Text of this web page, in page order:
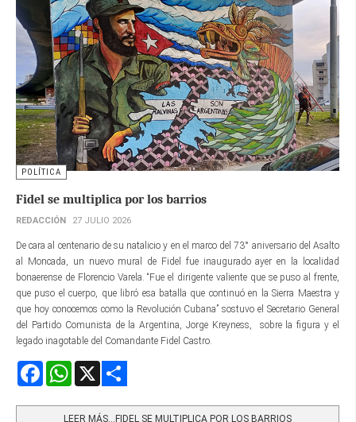
POLÍTICA
Fidel se multiplica por los barrios
REDACCIÓN 27 JULIO 2026
De cara al centenario de su natalicio y en el marco del 73° aniversario del Asalto
al Moncada, un nuevo mural de Fidel fue inaugurado ayer en la localidad
bonaerense de Florencio Varela. “Fue el dirigente valiente que se puso al frente,
que puso el cuerpo, que libró esa batalla que continuó en la Sierra Maestra y
que hoy conocemos como la Revolución Cubana” sostuvo el Secretario General
del Partido Comunista de la Argentina, Jorge Kreyness, sobre la figura y el
legado inagotable del Comandante Fidel Castro.
FacebookWhatsApp
LEER MÁS…FIDEL SE MULTIPLICA POR LOS BARRIOS